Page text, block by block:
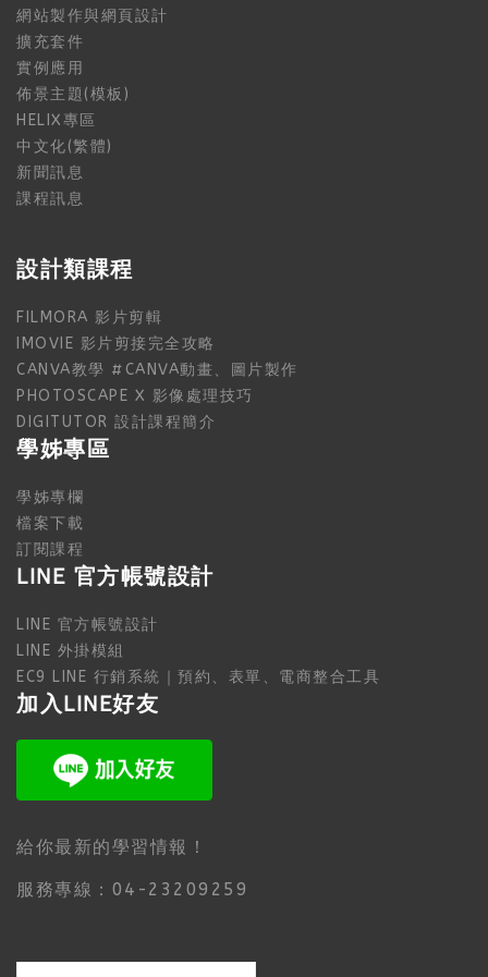
網站製作與網頁設計
擴充套件
實例應用
佈景主題(模板)
HELIX專區
中文化(繁體)
新聞訊息
課程訊息
設計類課程
FILMORA 影片剪輯
IMOVIE 影片剪接完全攻略
CANVA教學 #CANVA動畫、圖片製作
PHOTOSCAPE X 影像處理技巧
DIGITUTOR 設計課程簡介
學姊專區
學姊專欄
檔案下載
訂閱課程
LINE 官方帳號設計
LINE 官方帳號設計
LINE 外掛模組
EC9 LINE 行銷系統｜預約、表單、電商整合工具
加入LINE好友
給你最新的學習情報！
服務專線：04-23209259